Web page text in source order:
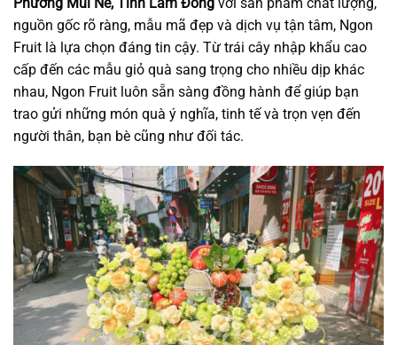
nguồn gốc rõ ràng, mẫu mã đẹp và dịch vụ tận tâm, Ngon
Fruit là lựa chọn đáng tin cậy. Từ trái cây nhập khẩu cao
cấp đến các mẫu giỏ quà sang trọng cho nhiều dịp khác
nhau, Ngon Fruit luôn sẵn sàng đồng hành để giúp bạn
trao gửi những món quà ý nghĩa, tinh tế và trọn vẹn đến
người thân, bạn bè cũng như đối tác.